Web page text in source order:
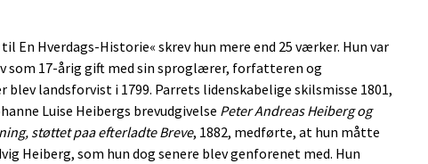
En Hverdags-Historie« skrev hun mere end 25 værker. Hun var
som 17-årig gift med sin sproglærer, forfatteren og
blev landsforvist i 1799. Parrets lidenskabelige skilsmisse 1801,
Luise Heibergs brevudgivelse Peter Andreas Heiberg og
støttet paa efterladte Breve, 1882, medførte, at hun måtte
Heiberg, som hun dog senere blev genforenet med. Hun